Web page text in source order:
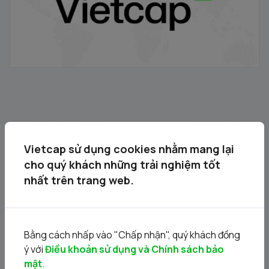
Kinh doanh và Đầu tư Việt Hà do Ủy ban Nhân dân thành
phố Hà Nội sở hữu
17/04/2026
Vietcap sử dụng cookies nhằm mang lại
cho quý khách những trải nghiệm tốt
nhất trên trang web.
Bằng cách nhấp vào "Chấp nhận", quý khách đồng
ý vớiĐiều khoản sử dụng và Chính sách bảo
mật.